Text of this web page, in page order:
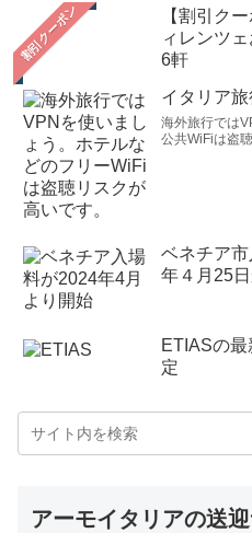
【割引ク
ィレンツ
6軒
イタリア
海外旅行では
公共WiFiは盗
ベネチア
年４月25
ETIASの
定
アーモイタリアの送